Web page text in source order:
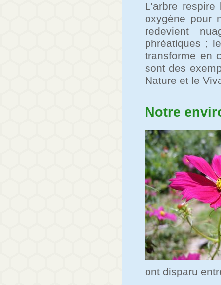
L’arbre
oxygène pour
redevient
phréatiques ;
transforme en
sont des
Nature et le
Notre
ont disparu